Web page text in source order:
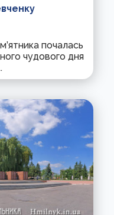
почалась
чудового дня